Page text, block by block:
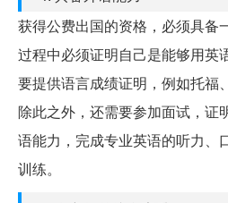
获得公费出国的资格，必须具备
过程中必须证明自己是能够用英
要提供语言成绩证明，例如托福
除此之外，还需要参加面试，证
语能力，完成专业英语的听力、
训练。